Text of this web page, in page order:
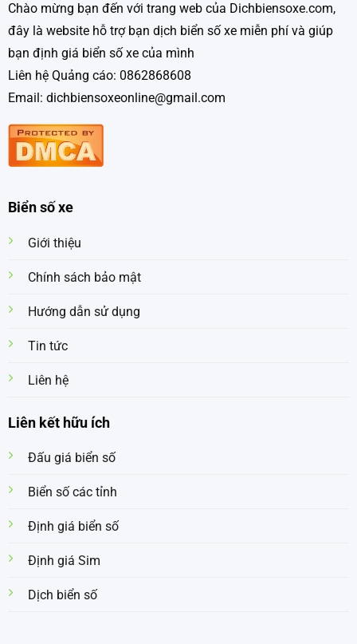
Chào mừng bạn đến với trang web của Dichbiensoxe.com,
đây là website hỗ trợ bạn dịch biển số xe miễn phí và giúp
bạn định giá biển số xe của mình
Liên hệ Quảng cáo: 0862868608
Email: dichbiensoxeonline@gmail.com
Biển số xe
Giới thiệu
Chính sách bảo mật
Hướng dẫn sử dụng
Tin tức
Liên hệ
Liên kết hữu ích
Đấu giá biển số
Biển số các tỉnh
Định giá biển số
Định giá Sim
Dịch biển số